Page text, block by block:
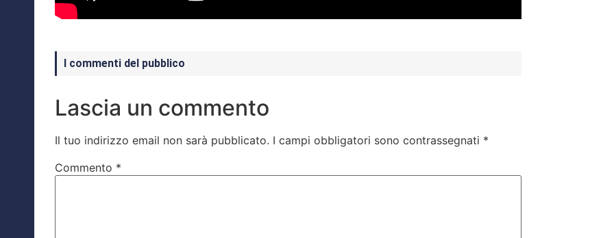
I commenti del pubblico
Lascia un commento
Il tuo indirizzo email non sarà pubblicato. I campi obbligatori sono contrassegnati *
Commento *